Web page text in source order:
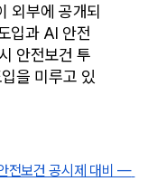
외부에 공개되
입과 AI 안전
안전보건 투
을 미루고 있
전보건 공시제 대비 —